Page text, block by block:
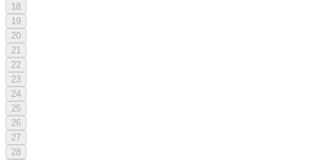
18
19
20
21
22
23
24
25
26
27
28